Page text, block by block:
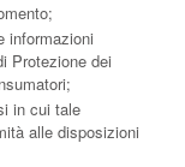
informazioni
Protezione dei
in cui tale
alle disposizioni